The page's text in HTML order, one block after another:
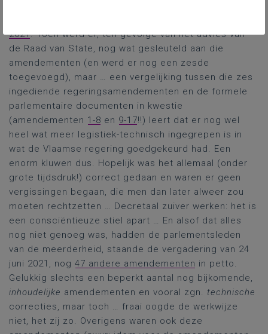
2021. Toen werd er, ten gevolge van het advies van
de Raad van State, nog wat gesleuteld aan die
amendementen (en werd er nog een zesde
toegevoegd), maar … een vergelijking tussen die zes
ingediende regeringsamendementen en de formele
parlementaire documenten in kwestie
(amendementen 1-8 en 9-17!!) leert dat er nog wel
heel wat meer legistiek-technisch ingegrepen is in
wat de Vlaamse regering goedgekeurd had. Een
enorm kluwen dus. Hopelijk was het allemaal (onder
grote tijdsdruk!) correct gedaan en waren er geen
vergissingen begaan, die men dan later alweer zou
moeten rechtzetten … Decretaal zuiver werken: het is
een consciëntieuze stiel apart … En alsof dat alles
nog niet genoeg was, hadden de parlementsleden
van de meerderheid, staande de vergadering van 24
juni 2021, nog 47 andere amendementen in petto.
Gelukkig slechts een beperkt aantal nog bijkomende,
inhoudelijke amendementen en vooral zgn. technische
correcties, maar toch … fraai oogde de werkwijze
niet, het zij zo. Overigens waren ook deze